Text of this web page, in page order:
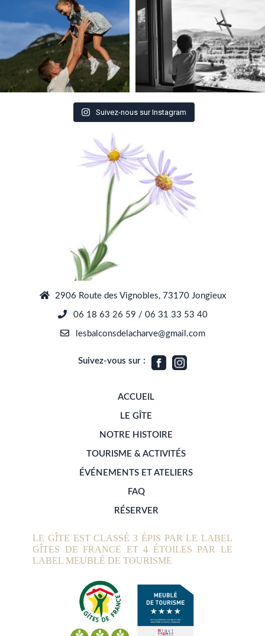
Suivez-nous sur Instagram
2906 Route des Vignobles, 73170 Jongieux
06 18 63 26 59 / 06 31 33 53 40
lesbalconsdelacharve@gmail.com
Suivez-vous sur :
ACCUEIL
LE GÎTE
NOTRE HISTOIRE
TOURISME & ACTIVITÉS
ÉVÉNEMENTS ET ATELIERS
FAQ
RÉSERVER
LE GÎTE EST CLASSÉ 3 ÉPIS PAR LE LABEL
GÎTES DE FRANCE ET 4 ÉTOILES PAR LE
LABEL MEUBLÉ DE TOURISME